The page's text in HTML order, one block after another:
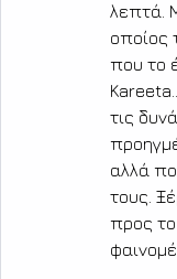
λεπτά.
οποίος
που το
τις
αλλά
τους.
προς το